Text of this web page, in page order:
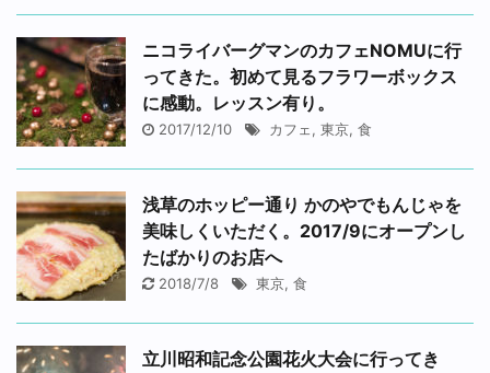
ニコライバーグマンのカフェNOMUに行
ってきた。初めて見るフラワーボックス
に感動。レッスン有り。
2017/12/10 カフェ, 東京, 食
浅草のホッピー通り かのやでもんじゃを
美味しくいただく。2017/9にオープンし
たばかりのお店へ
2018/7/8 東京, 食
立川昭和記念公園花火大会に行ってき